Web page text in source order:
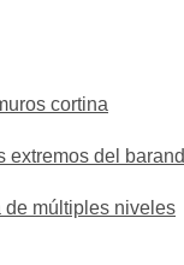
cortina
extremos del
de múltiples niveles